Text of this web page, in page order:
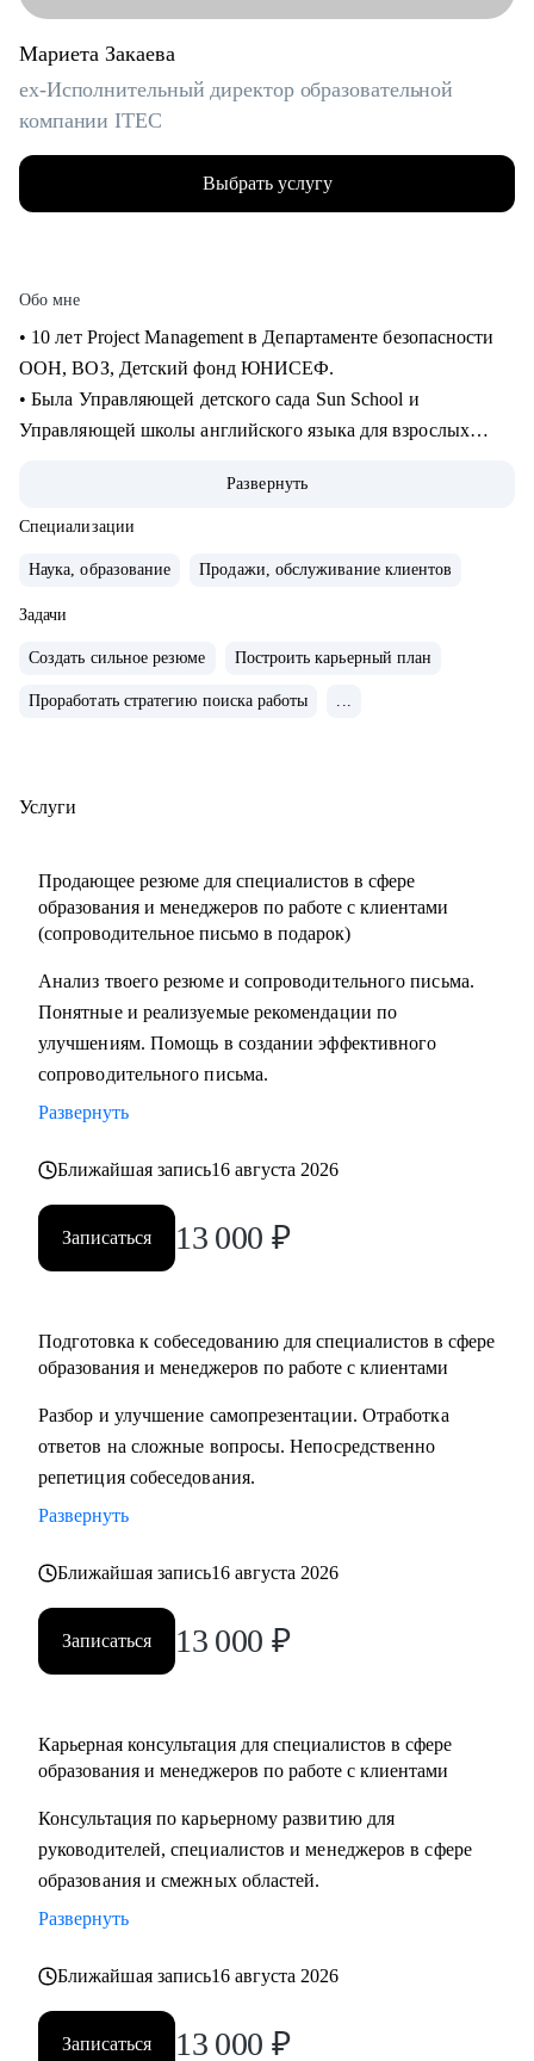
Мариета Закаева
ex-Исполнительный директор образовательной
компании ITEC
Выбрать услугу
Обо мне
• 10 лет Project Management в Департаменте безопасности
ООН, ВОЗ, Детский фонд ЮНИСЕФ.
• Была Управляющей детского сада Sun School и
Управляющей школы английского языка для взрослых
• Закончила школу в Вашингтоне, США, высшее
лингвистическое образование в ЧГУ, РФ.
психолога и коуча.
• Создала два собственных бизнес-проекта с 0, вывела в
"+" и продала как готовый успешный бизнес (студия
• 10 лет управляла бизнесом в образовательной сфере
• Эксперт в области ведения бизнеса в образовательной
• Наняла и адаптировала 100+ сотрудников.
• Карьерное консультирование, рекомендации по
составлению резюме, подготовка к интервью и помощь в
старте/продвижении в карьере в образовании и смежных
областях.
• Менторство для Senior-менеджеров.
• Сформулировать карьерную цель и разработать план для
ее достижения.
Кому могу помочь:
• Менеджерам по продажам и по работе с клиентами.
• Новичкам, кто только начинает свой путь.
• Опытным специалистам, которые хотят сделать шаг
вперед в своей карьере.
Развернуть
Специализации
Наука, образование Продажи, обслуживание клиентов
Задачи
Создать сильное резюме Построить карьерный план
Проработать стратегию поиска работы ...
Услуги
Продающее резюме для специалистов в сфере
образования и менеджеров по работе с клиентами
(сопроводительное письмо в подарок)
Анализ твоего резюме и сопроводительного письма.
Понятные и реализуемые рекомендации по
улучшениям. Помощь в создании эффективного
сопроводительного письма.
Развернуть
Ближайшая запись16 августа 2026
Записаться 13 000 ₽
Подготовка к собеседованию для специалистов в сфере
образования и менеджеров по работе с клиентами
Разбор и улучшение самопрезентации. Отработка
ответов на сложные вопросы. Непосредственно
репетиция собеседования.
Развернуть
Ближайшая запись16 августа 2026
Записаться 13 000 ₽
Карьерная консультация для специалистов в сфере
образования и менеджеров по работе с клиентами
Консультация по карьерному развитию для
руководителей, специалистов и менеджеров в сфере
образования и смежных областей.
Развернуть
Ближайшая запись16 августа 2026
Записаться 13 000 ₽